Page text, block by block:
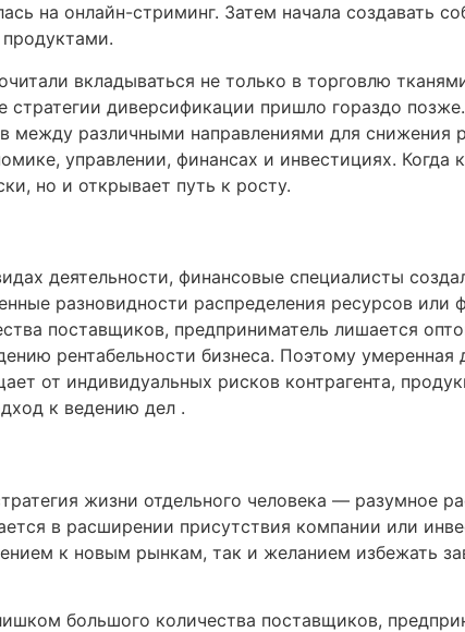
на онлайн-стриминг. Затем начала создавать
вкладываться не только в торговлю
стратегии диверсификации пришло гораздо
между различными направлениями для снижения
управлении, финансах и инвестициях. Когда
но и открывает путь к росту.
деятельности, финансовые специалисты
разновидности распределения ресурсов или
поставщиков, предприниматель лишается
рентабельности бизнеса. Поэтому умеренная
от индивидуальных рисков контрагента,
к ведению дел .
жизни отдельного человека — разумное
в расширении присутствия компании или
к новым рынкам, так и желанием избежать
большого количества поставщиков,